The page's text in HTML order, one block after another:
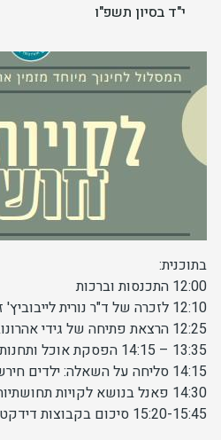
לימודים והרשמה
מידע שימושי
מחקר ופירסומים
יחידות ומכונים
חברה וקהילה
י"ד בסיון תשפ"ו
בתוכנית:
12:00 התכנסות וברכות
12:10 לזכרה של ד"ר נורית לייבוביץ' ז"ל
12:25 הרצאת פתיחה של גידי אהרונוביץ'
13:35 – 14:15 הפסקת אוכל ותחנות חוויתיות
14:15 סליחה על השאלה: ילדים חירשים וכבדי שמיעה
14:30 פאנל בנושא לקויות תחושתיות במרחב החיים
15:20-15:45 סיכום בקבוצות דידקטיקה